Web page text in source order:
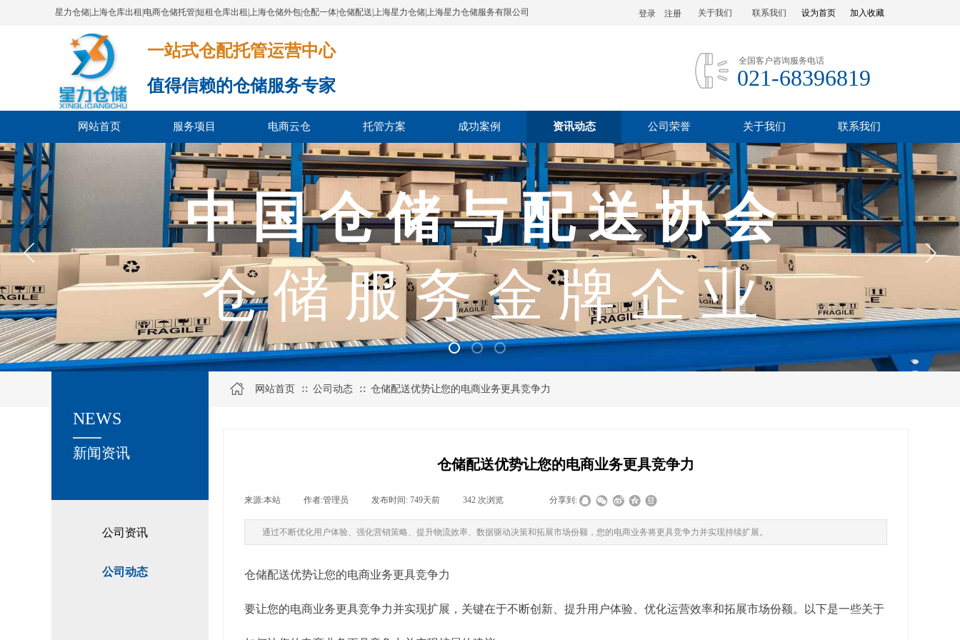
星力仓储|上海仓库出租|电商仓储托管|短租仓库出租|上海仓储外包|仓配一体|仓储配送|上海星力仓储|上海星力仓储服务有限公司 设为首页 加入收藏
登录 注册 联系我们
关于我们
一站式仓配托管运营中心​​​​​​​​​​​​​​​​​
值得信赖的仓储服务专家
全国客户咨询服务电话
021-68396819
网站首页 服务项目 电商云仓 托管方案 成功案例 资讯动态 公司荣誉 关于我们 联系我们
中 国 仓 储 与 配 送 协 会
仓 储 服 务 金 牌 企 业
上海市电子商务行业协会
上海市电商生态服务优秀企业
公司资讯
公司动态
关于我们
新闻资讯
NEWS
网站首页 ∷ 公司动态 ∷ 仓储配送优势让您的电商业务更具竞争力
仓储配送优势让您的电商业务更具竞争力
来源:本站 作者:管理员 发布时间: 749天前 342 次浏览 分享到:
通过不断优化用户体验、强化营销策略、提升物流效率、数据驱动决策和拓展市场份额，您的电商业务将更具竞争力并实现持续扩展。
仓储配送优势让您的电商业务更具竞争力
要让您的电商业务更具竞争力并实现扩展，关键在于不断创新、提升用户体验、优化运营效率和拓展市场份额。以下是一些关于